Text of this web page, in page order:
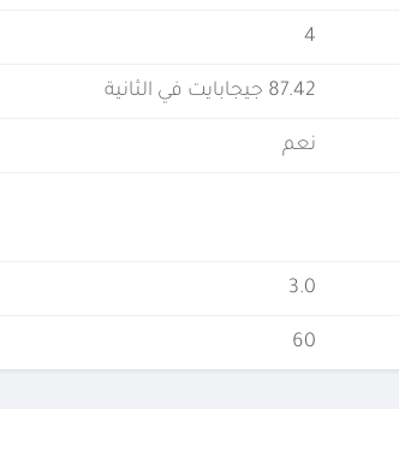
4
87.42 جيجابايت في الثانية
نعم
3.0
60